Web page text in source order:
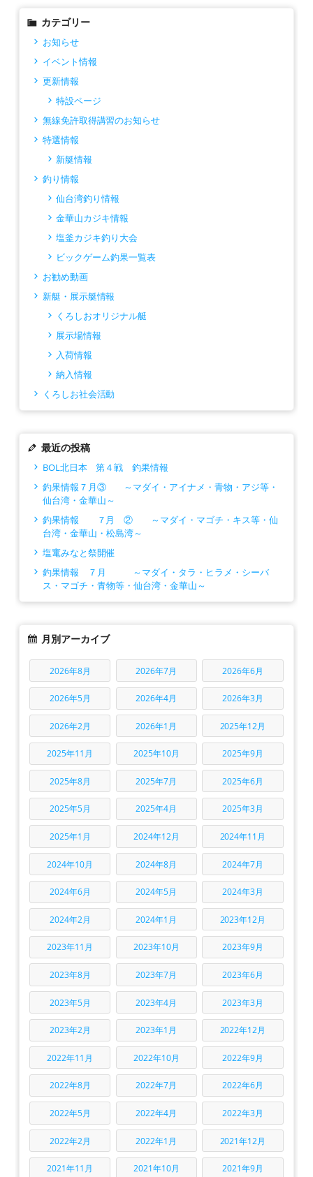
カテゴリー
お知らせ
イベント情報
更新情報
特設ページ
無線免許取得講習のお知らせ
特選情報
新艇情報
釣り情報
仙台湾釣り情報
金華山カジキ情報
塩釜カジキ釣り大会
ビックゲーム釣果一覧表
お勧め動画
新艇・展示艇情報
くろしおオリジナル艇
展示場情報
入荷情報
納入情報
くろしお社会活動
最近の投稿
BOL北日本 第４戦 釣果情報
釣果情報７月③ ～マダイ・アイナメ・青物・アジ等・
仙台湾・金華山～
釣果情報 ７月 ② ～マダイ・マゴチ・キス等・仙
台湾・金華山・松島湾～
塩竃みなと祭開催
釣果情報 ７月 ～マダイ・タラ・ヒラメ・シーバ
ス・マゴチ・青物等・仙台湾・金華山～
月別アーカイブ
2026年8月 2026年7月 2026年6月
2026年5月 2026年4月 2026年3月
2026年2月 2026年1月 2025年12月
2025年11月 2025年10月 2025年9月
2025年8月 2025年7月 2025年6月
2025年5月 2025年4月 2025年3月
2025年1月 2024年12月 2024年11月
2024年10月 2024年8月 2024年7月
2024年6月 2024年5月 2024年3月
2024年2月 2024年1月 2023年12月
2023年11月 2023年10月 2023年9月
2023年8月 2023年7月 2023年6月
2023年5月 2023年4月 2023年3月
2023年2月 2023年1月 2022年12月
2022年11月 2022年10月 2022年9月
2022年8月 2022年7月 2022年6月
2022年5月 2022年4月 2022年3月
2022年2月 2022年1月 2021年12月
2021年11月 2021年10月 2021年9月